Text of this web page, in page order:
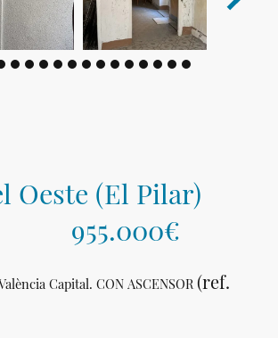
Oeste (El Pilar)
Capital. CON ASCENSOR (ref.